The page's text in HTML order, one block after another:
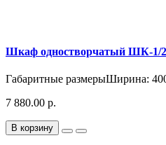
Шкаф одностворчатый ШК-1/
Габаритные размерыШирина:
7 880.00 р.
В корзину